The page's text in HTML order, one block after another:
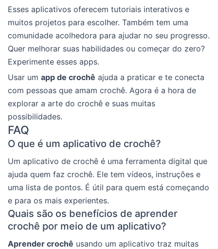
Esses aplicativos oferecem tutoriais interativos e
muitos projetos para escolher. Também tem uma
comunidade acolhedora para ajudar no seu progresso.
Quer melhorar suas habilidades ou começar do zero?
Experimente esses apps.
Usar um app de crochê ajuda a praticar e te conecta
com pessoas que amam crochê. Agora é a hora de
explorar a arte do crochê e suas muitas
possibilidades.
FAQ
O que é um aplicativo de crochê?
Um aplicativo de crochê é uma ferramenta digital que
ajuda quem faz crochê. Ele tem vídeos, instruções e
uma lista de pontos. É útil para quem está começando
e para os mais experientes.
Quais são os benefícios de aprender
crochê por meio de um aplicativo?
Aprender crochê usando um aplicativo traz muitas